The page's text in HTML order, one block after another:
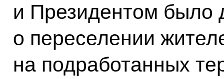
и Президентом было
о переселении
на подработанных